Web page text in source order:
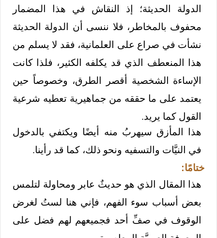
الدولة الحديثة؛ إذ النقاش في هذا المضمار
محفوف بالمخاطر، فلا ننسى أن الدولة الحديثة
نشأت في صراع على العلمانية، فقد لا يسلم من
هذا المنعطف الذي قد يكلفه الكثير، فلذا كانت
الإساءة الشخصية أقصر الطرق، وخصوصاً حين
يعتمد على ما حققه من جماهيرية تعطيه شرعية
القول كما يريد.
هذا المأزق سيهربُ منه أيضًا ويكتفي بالدخول
في النيَّات والتسفيه ونحو ذلك، كما قد رأينا.
ختامًا:
هذا المقال الذي هو حديثٌ عابر ومحاولة لتلمس
بعض أسباب سوء الفهم، فإني هنا لستُ لغرض
الوقوف في صفِّ أحد فجميعهم لهم فضل على